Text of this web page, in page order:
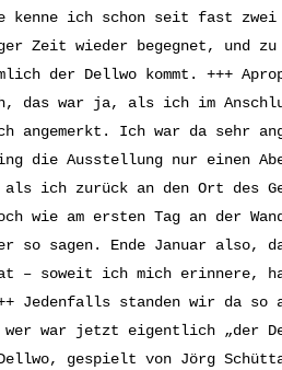
kenne ich schon seit fast zwei
Zeit wieder begegnet, und
der Dellwo kommt. +++
das war ja, als ich im
angemerkt. Ich war da sehr
die Ausstellung nur einen
ich zurück an den Ort des
am ersten Tag an der
so sagen. Ende Januar also,
– soweit ich mich erinnere,
Jedenfalls standen wir da so
war jetzt eigentlich „der
gespielt von Jörg